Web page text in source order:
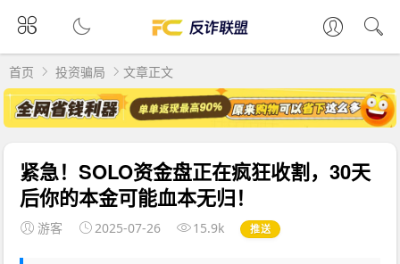
首页 投资骗局 文章正文
紧急！SOLO资金盘正在疯狂收割，30天
后你的本金可能血本无归！
游客 2025-07-26 15.9k 推送